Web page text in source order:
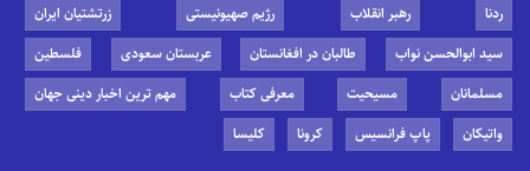
ردنا
رهبر انقلاب رژیم صهیونیستی
زرتشتیان ایران
سید ابوالحسن نواب
طالبان در افغانستان عربستان سعودی
فلسطین
مسلمانان
مسیحیت معرفی کتاب
مهم ترین اخبار دینی جهان
واتیکان
پاپ فرانسیس کرونا کلیسا